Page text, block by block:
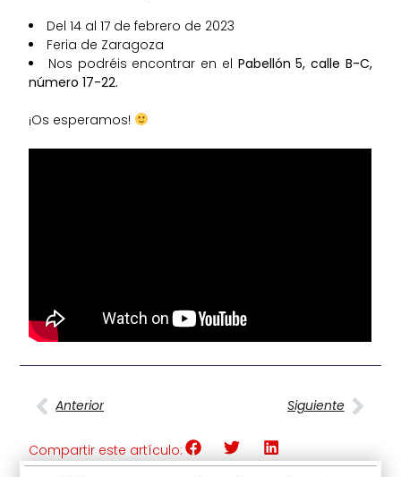
Del 14 al 17 de febrero de 2023
Feria de Zaragoza
Nos podréis encontrar en el Pabellón 5, calle B-C,
número 17-22.
¡Os esperamos!
Anterior Siguiente
Compartir este artículo: